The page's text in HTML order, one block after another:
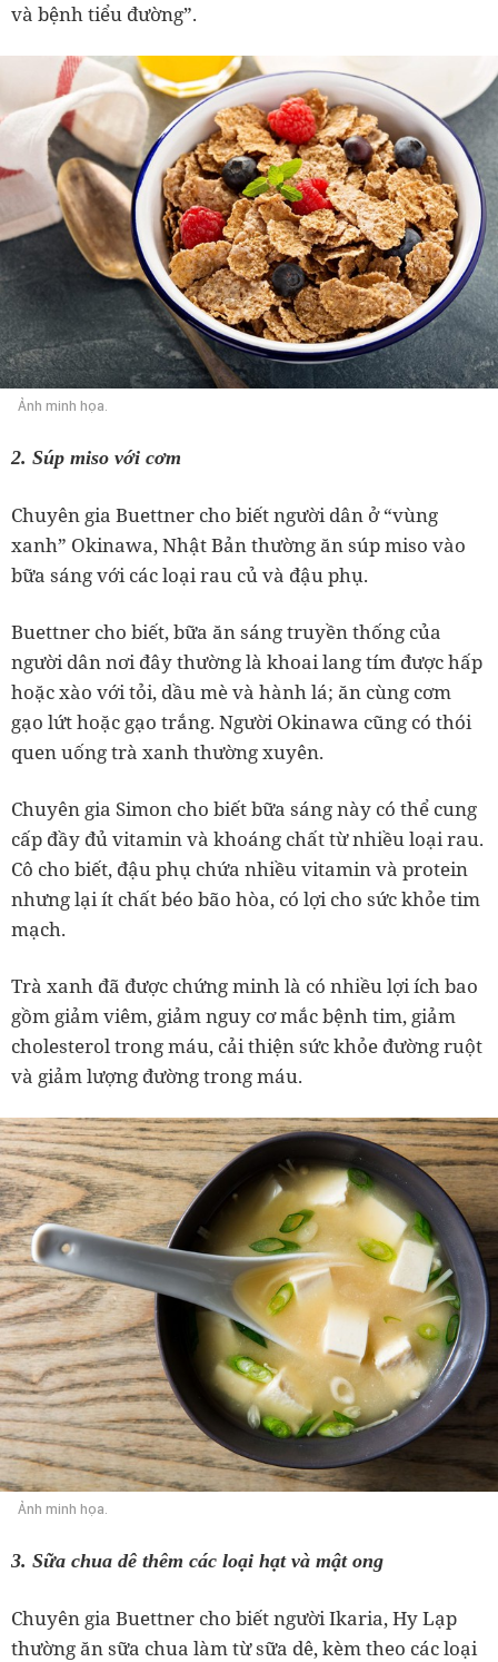
và bệnh tiểu đường”.
Ảnh minh họa.
2. Súp miso với cơm
Chuyên gia Buettner cho biết người dân ở “vùng
xanh” Okinawa, Nhật Bản thường ăn súp miso vào
bữa sáng với các loại rau củ và đậu phụ.
Buettner cho biết, bữa ăn sáng truyền thống của
người dân nơi đây thường là khoai lang tím được hấp
hoặc xào với tỏi, dầu mè và hành lá; ăn cùng cơm
gạo lứt hoặc gạo trắng. Người Okinawa cũng có thói
quen uống trà xanh thường xuyên.
Chuyên gia Simon cho biết bữa sáng này có thể cung
cấp đầy đủ vitamin và khoáng chất từ nhiều loại rau.
Cô cho biết, đậu phụ chứa nhiều vitamin và protein
nhưng lại ít chất béo bão hòa, có lợi cho sức khỏe tim
mạch.
Trà xanh đã được chứng minh là có nhiều lợi ích bao
gồm giảm viêm, giảm nguy cơ mắc bệnh tim, giảm
cholesterol trong máu, cải thiện sức khỏe đường ruột
và giảm lượng đường trong máu.
Ảnh minh họa.
3. Sữa chua dê thêm các loại hạt và mật ong
Chuyên gia Buettner cho biết người Ikaria, Hy Lạp
thường ăn sữa chua làm từ sữa dê, kèm theo các loại